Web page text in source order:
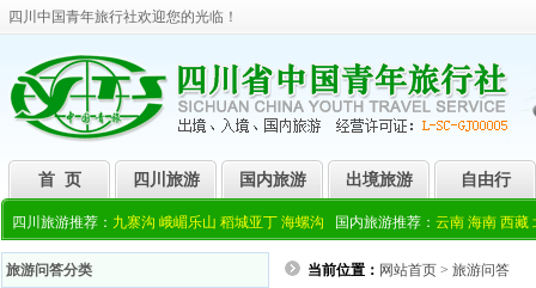
四川中国青年旅行社欢迎您的光临！
首 页 四川旅游 国内旅游 出境旅游 自由行
四川旅游推荐： 九寨沟 峨嵋乐山 稻城亚丁 海螺沟 国内旅游推荐： 云南 海南 西藏
旅游问答分类 当前位置： 网站首页 > 旅游问答